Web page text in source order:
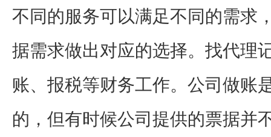
不同的服务可以满足不同的需求
据需求做出对应的选择。找代理
账、报税等财务工作。公司做账
的，但有时候公司提供的票据并